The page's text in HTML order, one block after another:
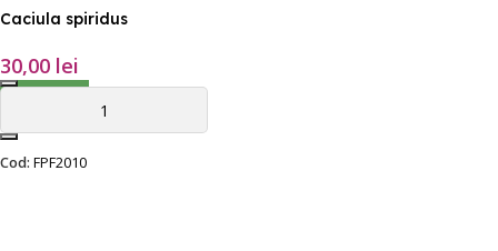
Caciula spiridus
30,00 lei
Cod: FPF2010